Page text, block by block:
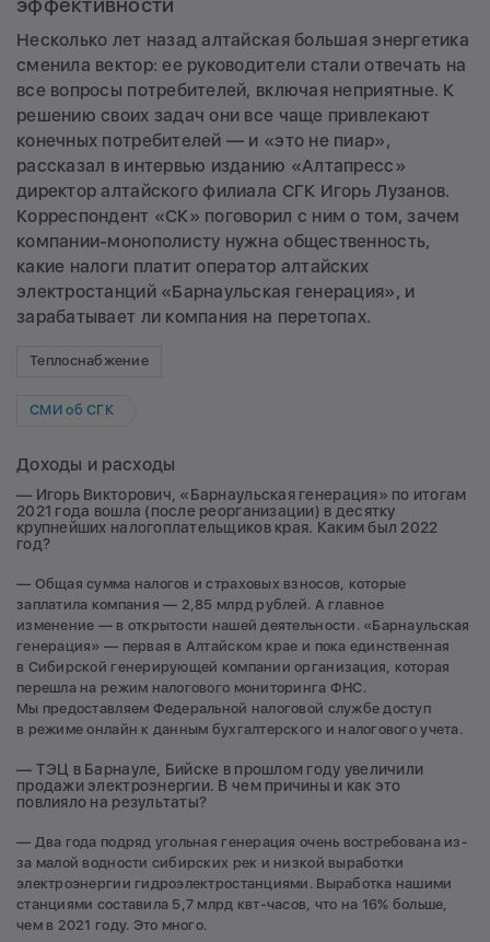
эффективности
Несколько лет назад алтайская большая энергетика
сменила вектор: ее руководители стали отвечать на
все вопросы потребителей, включая неприятные. К
решению своих задач они все чаще привлекают
конечных потребителей — и «это не пиар»,
рассказал в интервью изданию «Алтапресс»
директор алтайского филиала СГК Игорь Лузанов.
Корреспондент «СК» поговорил с ним о том, зачем
компании-монополисту нужна общественность,
какие налоги платит оператор алтайских
электростанций «Барнаульская генерация», и
зарабатывает ли компания на перетопах.
Теплоснабжение
СМИ об СГК
Доходы и расходы
— Игорь Викторович, «Барнаульская генерация» по итогам
2021 года вошла (после реорганизации) в десятку
крупнейших налогоплательщиков края. Каким был 2022
год?
— Общая сумма налогов и страховых взносов, которые
заплатила компания — 2,85 млрд рублей. А главное
изменение — в открытости нашей деятельности. «Барнаульская
генерация» — первая в Алтайском крае и пока единственная
в Сибирской генерирующей компании организация, которая
перешла на режим налогового мониторинга ФНС.
Мы предоставляем Федеральной налоговой службе доступ
в режиме онлайн к данным бухгалтерского и налогового учета.
— ТЭЦ в Барнауле, Бийске в прошлом году увеличили
продажи электроэнергии. В чем причины и как это
повлияло на результаты?
— Два года подряд угольная генерация очень востребована из-
за малой водности сибирских рек и низкой выработки
электроэнергии гидроэлектростанциями. Выработка нашими
станциями составила 5,7 млрд квт-часов, что на 16% больше,
чем в 2021 году. Это много.